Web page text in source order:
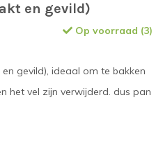
en gevild)
Op voorraad (3)
gevild), ideaal om te bakken
het vel zijn verwijderd. dus pan